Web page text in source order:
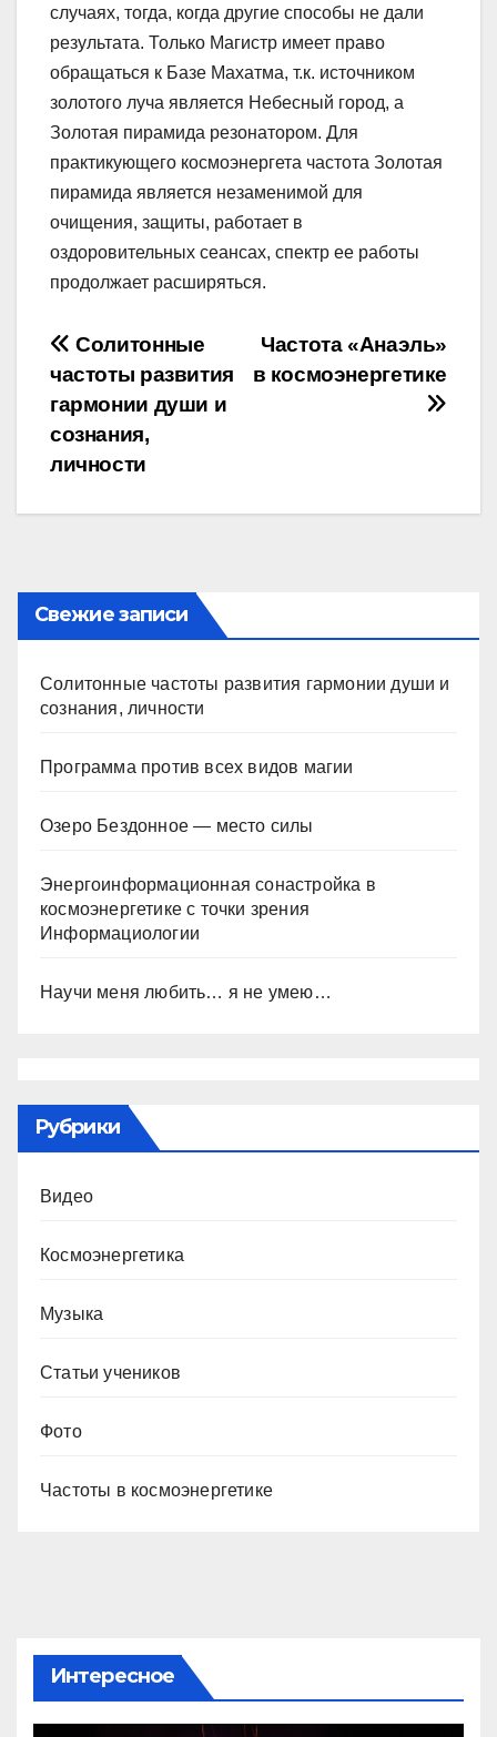
случаях, тогда, когда другие способы не дали
результата. Только Магистр имеет право
обращаться к Базе Махатма, т.к. источником
золотого луча является Небесный город, а
Золотая пирамида резонатором. Для
практикующего космоэнергета частота Золотая
пирамида является незаменимой для
очищения, защиты, работает в
оздоровительных сеансах, спектр ее работы
продолжает расширяться.
Навигация
по
записям
Частота «Анаэль»
в космоэнергетике
Солитонные
частоты развития
гармонии души и
сознания,
личности
Свежие записи
Солитонные частоты развития гармонии души и
сознания, личности
Программа против всех видов магии
Озеро Бездонное — место силы
Энергоинформационная сонастройка в
космоэнергетике с точки зрения
Информациологии
Научи меня любить… я не умею…
Рубрики
Видео
Космоэнергетика
Музыка
Статьи учеников
Фото
Частоты в космоэнергетике
Интересное